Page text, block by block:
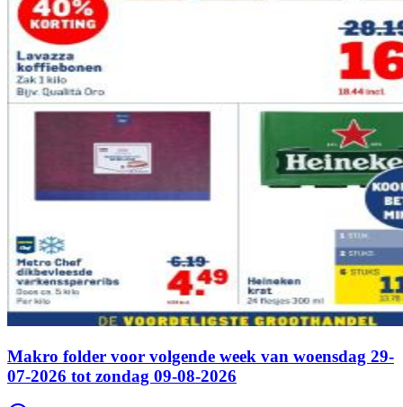
Makro folder voor volgende week van woensdag 29-
07-2026 tot zondag 09-08-2026